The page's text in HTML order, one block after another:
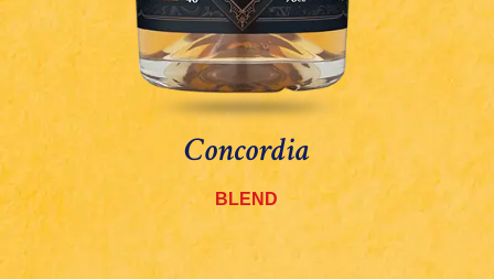
Concordia
BLEND